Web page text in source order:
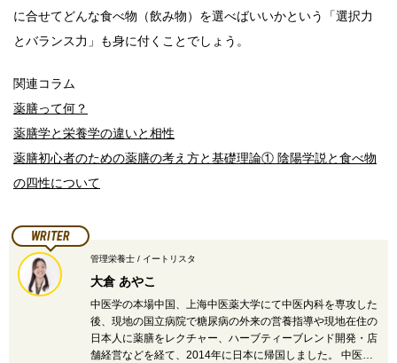
に合せてどんな食べ物（飲み物）を選べばいいかという「選択力
とバランス力」も身に付くことでしょう。
関連コラム
薬膳って何？
薬膳学と栄養学の違いと相性
薬膳初心者のための薬膳の考え方と基礎理論① 陰陽学説と食べ物
の四性について
WRITER
管理栄養士 / イートリスタ
大倉 あやこ
中医学の本場中国、上海中医薬大学にて中医内科を専攻した
後、現地の国立病院で糖尿病の外来の営養指導や現地在住の
日本人に薬膳をレクチャー、ハーブティーブレンド開発・店
舗経営などを経て、2014年に日本に帰国しました。 中医…